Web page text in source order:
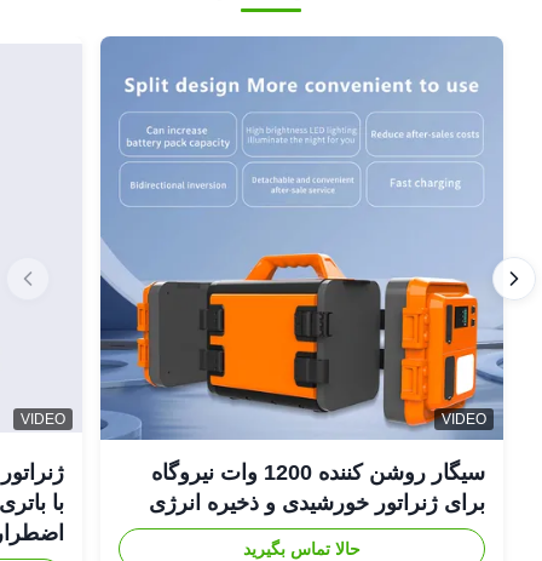
VIDEO
سیگار روشن کننده 1200 وات نیروگاه
برای ژنراتور خورشیدی و ذخیره انرژی
حالا تماس بگیرید
VIDEO